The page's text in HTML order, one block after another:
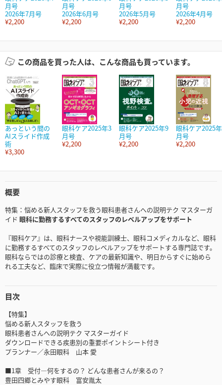
月号
2026年7月号
¥2,200
月号
2026年6月号
¥2,200
月号
2026年5月号
¥2,200
月号
2026年4月号
¥2,200
この商品を買った人は、こんな商品も買っています。
あっという間の
AIスライド作成
術
¥3,300
眼科ケア2025年3
月号
¥2,200
眼科ケア2025年9
月号
¥2,200
眼科ケア2025
月号
¥2,200
概要
特集：悩める新人スタッフを救う眼科患者さんへの説明テク マスターガ
イド 眼科に勤務するすべてのスタッフのレベルアップをサポート
『眼科ケア』は、眼科ナースや視能訓練士、眼科コメディカルなど、眼科
に勤務するすべてのスタッフのレベルアップをサポートする専門誌です。
眼科ならではの診療と検査、ケアの最新知識や、明日からすぐに始めら
れる工夫など、臨床で実際に役立つ情報が満載です。
目次
【特集】
悩める新人スタッフを救う
眼科患者さんへの説明テク マスターガイド
ダウンロードできる疾患別の重要ポイントシート付き
プランナー／永田眼科 山本 愛
■1章 受付―何をするの？ どんな患者さんが来るの？
豊田四郷とみやす眼科 富安胤太